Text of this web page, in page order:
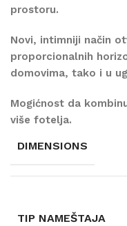
prostoru.
Novi, intimniji način
proporcionalnih
domovima, tako i u
Mogićnost da
više fotelja.
DIMENSIONS
TIP NAMEŠTAJA